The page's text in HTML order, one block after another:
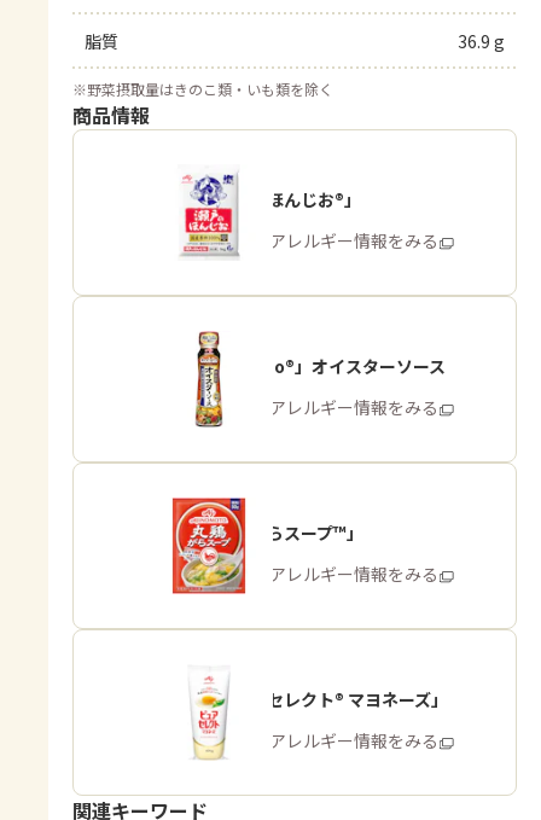
脂質 36.9 g
※野菜摂取量はきのこ類・いも類を除く
商品情報
「瀬戸のほんじお®」
商品・アレルギー情報をみる
「Cook Do®」オイスターソース
商品・アレルギー情報をみる
「丸鶏がらスープ™」
商品・アレルギー情報をみる
「ピュアセレクト® マヨネーズ」
商品・アレルギー情報をみる
関連キーワード